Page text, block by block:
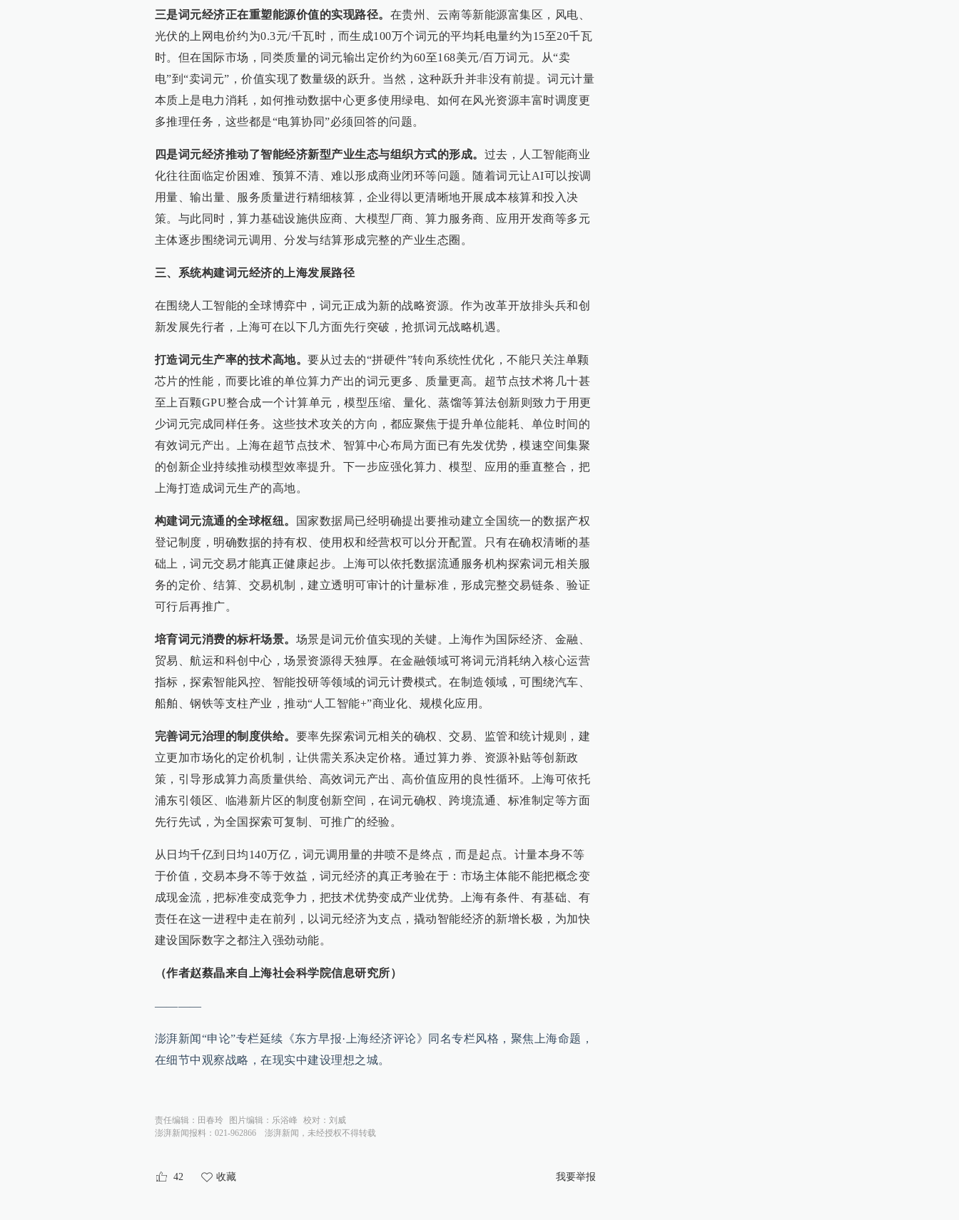
三是词元经济正在重塑能源价值的实现路径。 在贵州、云南等新能源富集区，风电、
光伏的上网电价约为0.3元/千瓦时，而生成100万个词元的平均耗电量约为15至20千瓦
时。但在国际市场，同类质量的词元输出定价约为60至168美元/百万词元。从“卖
电”到“卖词元”，价值实现了数量级的跃升。当然，这种跃升并非没有前提。词元计量
本质上是电力消耗，如何推动数据中心更多使用绿电、如何在风光资源丰富时调度更
多推理任务，这些都是“电算协同”必须回答的问题。
四是词元经济推动了智能经济新型产业生态与组织方式的形成。 过去，人工智能商业
化往往面临定价困难、预算不清、难以形成商业闭环等问题。随着词元让AI可以按调
用量、输出量、服务质量进行精细核算，企业得以更清晰地开展成本核算和投入决
策。与此同时，算力基础设施供应商、大模型厂商、算力服务商、应用开发商等多元
主体逐步围绕词元调用、分发与结算形成完整的产业生态圈。
三、 系统构建词元经济的上海发展路径
在围绕人工智能的全球博弈中，词元正成为新的战略资源。作为改革开放排头兵和创
新发展先行者，上海可在以下几方面先行突破，抢抓词元战略机遇。
打造词元生产率的技术高地。 要从过去的“拼硬件”转向系统性优化，不能只关注单颗
芯片的性能，而要比谁的单位算力产出的词元更多、质量更高。超节点技术将几十甚
至上百颗GPU整合成一个计算单元，模型压缩、量化、蒸馏等算法创新则致力于用更
少词元完成同样任务。这些技术攻关的方向，都应聚焦于提升单位能耗、单位时间的
有效词元产出。上海在超节点技术、智算中心布局方面已有先发优势，模速空间集聚
的创新企业持续推动模型效率提升。下一步应强化算力、模型、应用的垂直整合，把
上海打造成词元生产的高地。
构建词元流通的全球枢纽。
国家数据局已经明确提出要推动建立全国统一的数据产权
登记制度，明确数据的持有权、使用权和经营权可以分开配置。只有在确权清晰的基
础上，词元交易才能真正健康起步。上海可以依托数据流通服务机构探索词元相关服
务的定价、结算、交易机制，建立透明可审计的计量标准，形成完整交易链条、验证
可行后再推广。
培育词元消费的标杆场景。 场景是词元价值实现的关键。上海作为国际经济、金融、
贸易、航运和科创中心，场景资源得天独厚。在金融领域可将词元消耗纳入核心运营
指标，探索智能风控、智能投研等领域的词元计费模式。在制造领域，可围绕汽车、
船舶、钢铁等支柱产业，推动“人工智能+”商业化、规模化应用。
完善词元治理的制度供给。 要率先探索词元相关的确权、交易、监管和统计规则，建
立更加市场化的定价机制，让供需关系决定价格。通过算力券、资源补贴等创新政
策，引导形成算力高质量供给、高效词元产出、高价值应用的良性循环。上海可依托
浦东引领区、临港新片区的制度创新空间，在词元确权、跨境流通、标准制定等方面
先行先试，为全国探索可复制、可推广的经验。
从日均千亿到日均140万亿，词元调用量的井喷不是终点，而是起点。计量本身不等
于价值，交易本身不等于效益，词元经济的真正考验在于：市场主体能不能把概念变
成现金流，把标准变成竞争力，把技术优势变成产业优势。上海有条件、有基础、有
责任在这一进程中走在前列，以词元经济为支点，撬动智能经济的新增长极，为加快
建设国际数字之都注入强劲动能。
（作者赵蔡晶来自上海社会科学院信息研究所）
————
澎湃新闻“申论”专栏延续《东方早报·上海经济评论》同名专栏风格，聚焦上海命题，
在细节中观察战略，在现实中建设理想之城。
责任编辑： 田春玲 图片编辑： 乐浴峰 校对： 刘威
澎湃新闻报料：021-962866
澎湃新闻，未经授权不得转载
42 收藏 我要举报